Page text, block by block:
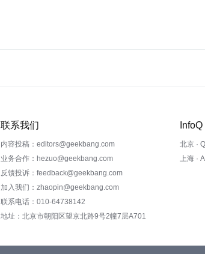
联系我们
内容投稿：editors@geekbang.com
业务合作：hezuo@geekbang.com
反馈投诉：feedback@geekbang.com
加入我们：zhaopin@geekbang.com
联系电话：010-64738142
地址：北京市朝阳区望京北路9号2幢7层A701
北京 ·
上海 ·